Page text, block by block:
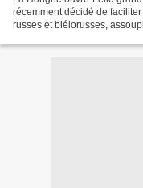
récemment décidé de
russes et biélorusses,